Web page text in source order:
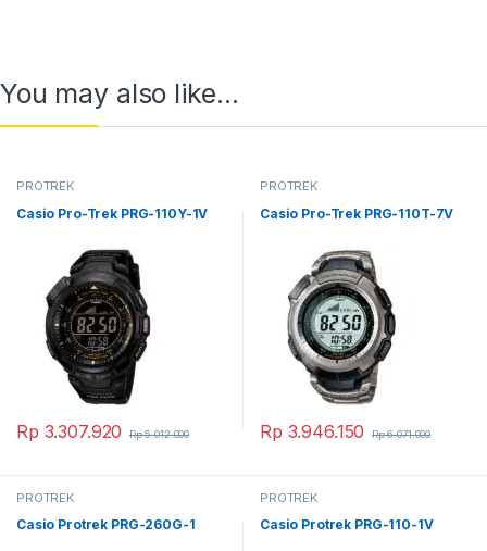
You may also like…
PROTREK
Casio Pro-Trek PRG-110Y-1V
Rp 3.307.920 Rp5.012.000
PROTREK
Casio Pro-Trek PRG-110T-7V
Rp 3.946.150 Rp6.071.000
PROTREK
Casio Protrek PRG-260G-1
PROTREK
Casio Protrek PRG-110-1V